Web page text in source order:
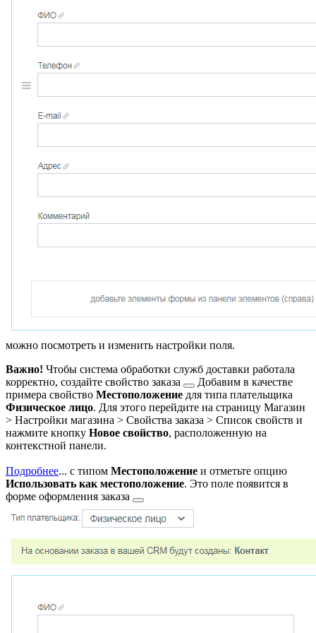
можно посмотреть и изменить настройки поля.
Важно! Чтобы система обработки служб доставки работала
корректно, создайте свойство заказа
Добавим в качестве
примера свойство Местоположение для типа плательщика
Физическое лицо. Для этого перейдите на страницу Магазин
> Настройки магазина > Свойства заказа > Список свойств и
нажмите кнопку Новое свойство, расположенную на
контекстной панели.
Подробнее... с типом Местоположение и отметьте опцию
Использовать как местоположение. Это поле появится в
форме оформления заказа